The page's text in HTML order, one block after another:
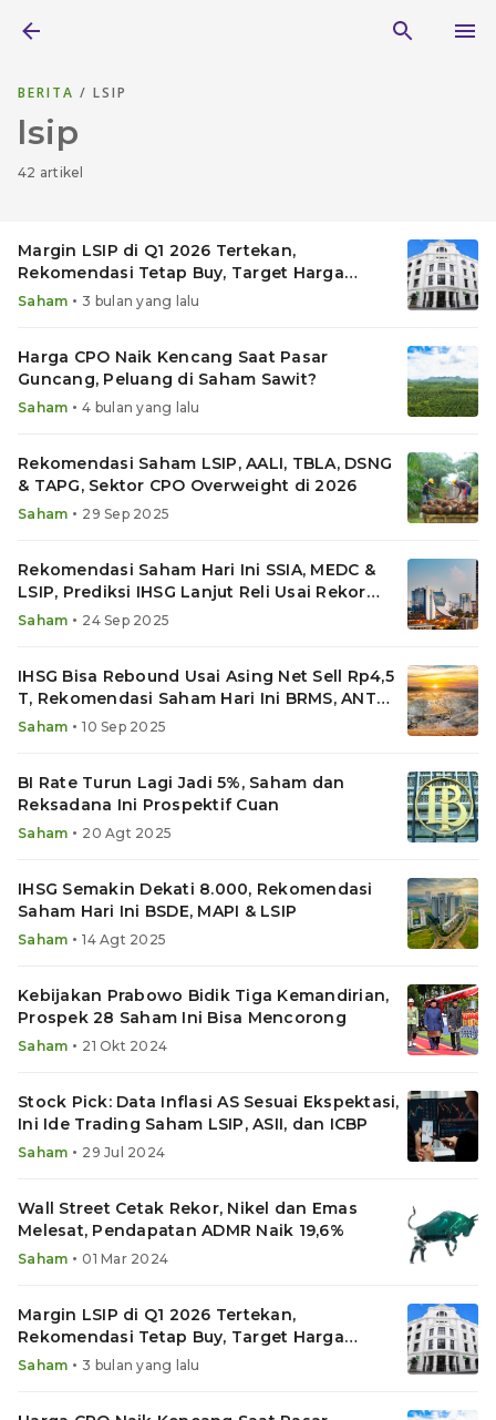
BERITA / LSIP
lsip
42 artikel
Margin LSIP di Q1 2026 Tertekan,
Rekomendasi Tetap Buy, Target Harga
Saham Naik Jadi Segini
Saham • 3 bulan yang lalu
Harga CPO Naik Kencang Saat Pasar
Guncang, Peluang di Saham Sawit?
Saham • 4 bulan yang lalu
Rekomendasi Saham LSIP, AALI, TBLA, DSNG
& TAPG, Sektor CPO Overweight di 2026
Saham • 29 Sep 2025
Rekomendasi Saham Hari Ini SSIA, MEDC &
LSIP, Prediksi IHSG Lanjut Reli Usai Rekor
ATH 8.125
Saham • 24 Sep 2025
IHSG Bisa Rebound Usai Asing Net Sell Rp4,5
T, Rekomendasi Saham Hari Ini BRMS, ANTM
& LSIP
Saham • 10 Sep 2025
BI Rate Turun Lagi Jadi 5%, Saham dan
Reksadana Ini Prospektif Cuan
Saham • 20 Agt 2025
IHSG Semakin Dekati 8.000, Rekomendasi
Saham Hari Ini BSDE, MAPI & LSIP
Saham • 14 Agt 2025
Kebijakan Prabowo Bidik Tiga Kemandirian,
Prospek 28 Saham Ini Bisa Mencorong
Saham • 21 Okt 2024
Stock Pick: Data Inflasi AS Sesuai Ekspektasi,
Ini Ide Trading Saham LSIP, ASII, dan ICBP
Saham • 29 Jul 2024
Wall Street Cetak Rekor, Nikel dan Emas
Melesat, Pendapatan ADMR Naik 19,6%
Saham • 01 Mar 2024
Margin LSIP di Q1 2026 Tertekan,
Rekomendasi Tetap Buy, Target Harga
Saham Naik Jadi Segini
Saham • 3 bulan yang lalu